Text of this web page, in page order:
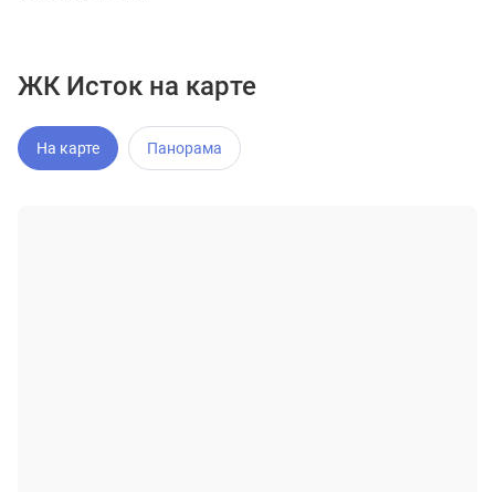
ЖК Исток на карте
На карте Панорама